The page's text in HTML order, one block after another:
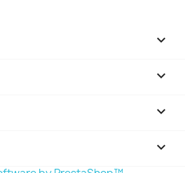



keyboard_arrow_down